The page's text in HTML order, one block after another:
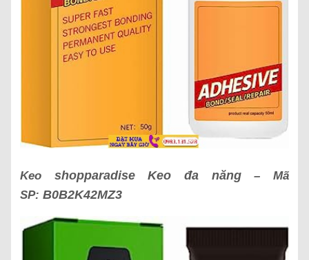
Keo shopparadise Keo đa năng– Mã
SP: B0B2K42MZ3